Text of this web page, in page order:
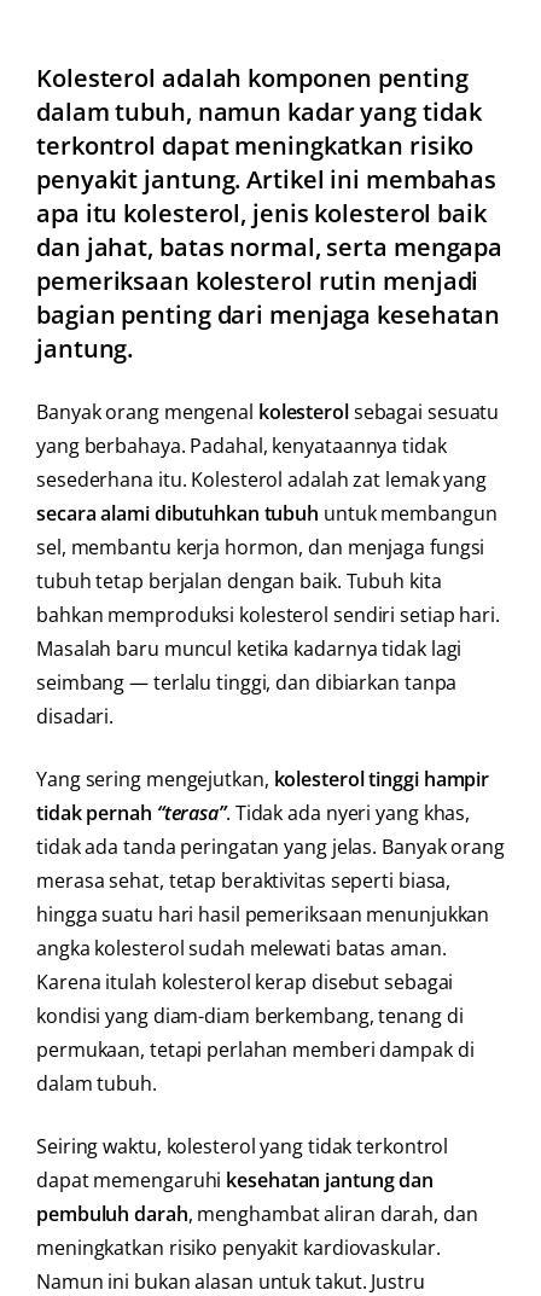
Kolesterol adalah komponen penting
dalam tubuh, namun kadar yang tidak
terkontrol dapat meningkatkan risiko
penyakit jantung. Artikel ini membahas
apa itu kolesterol, jenis kolesterol baik
dan jahat, batas normal, serta mengapa
pemeriksaan kolesterol rutin menjadi
bagian penting dari menjaga kesehatan
jantung.
Banyak orang mengenal kolesterolsebagai sesuatu
yang berbahaya. Padahal, kenyataannya tidak
sesederhana itu. Kolesterol adalah zat lemak yang
secara alami dibutuhkan tubuh untuk membangun
sel, membantu kerja hormon, dan menjaga fungsi
tubuh tetap berjalan dengan baik. Tubuh kita
bahkan memproduksi kolesterol sendiri setiap hari.
Masalah baru muncul ketika kadarnya tidak lagi
seimbang — terlalu tinggi, dan dibiarkan tanpa
disadari.
Yang sering mengejutkan, kolesterol tinggi hampir
tidak pernah “terasa”. Tidak ada nyeri yang khas,
tidak ada tanda peringatan yang jelas. Banyak orang
merasa sehat, tetap beraktivitas seperti biasa,
hingga suatu hari hasil pemeriksaan menunjukkan
angka kolesterol sudah melewati batas aman.
Karena itulah kolesterol kerap disebut sebagai
kondisi yang diam-diam berkembang, tenang di
permukaan, tetapi perlahan memberi dampak di
dalam tubuh.
Seiring waktu, kolesterol yang tidak terkontrol
dapat memengaruhi kesehatan jantung dan
pembuluh darah, menghambat aliran darah, dan
meningkatkan risiko penyakit kardiovaskular.
Namun ini bukan alasan untuk takut. Justru